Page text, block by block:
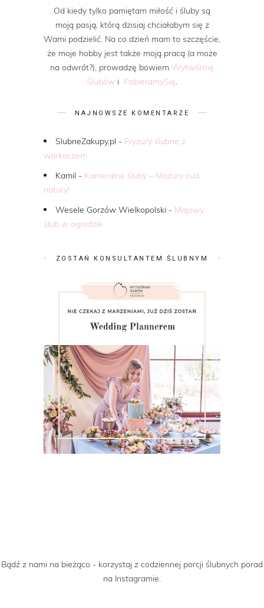
Od kiedy tylko pamiętam miłość i śluby są
moją pasją, którą dzisiaj chciałabym się z
Wami podzielić. Na co dzień mam to szczęście,
że moje hobby jest także moją pracą (a może
na odwrót?), prowadzę bowiem Wytwórnię
Ślubów i PobieramySię
NAJNOWSZE KOMENTARZE
SlubneZakupy.pl - Fryzury ślubne z
warkoczem
Kamil - Kameralne śluby – Mazury cud
natury!
Wesele Gorzów Wielkopolski - Majowy
ślub w ogrodzie
ZOSTAŃ KONSULTANTEM ŚLUBNYM
Bądź z nami na bieżąco - korzystaj z codziennej porcji ślubnych porad
na Instagramie.